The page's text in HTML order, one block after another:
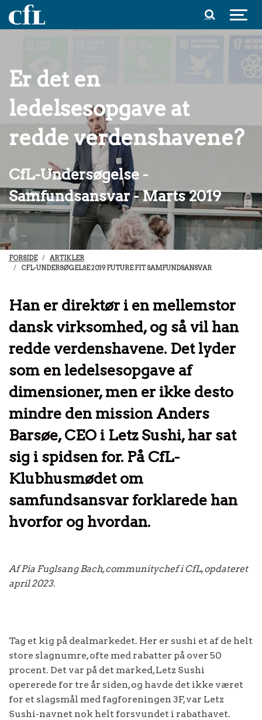
Spring til indhold
Er det en
ledelsesopgave at
redde verdenshavene?
CfL-Undersøgelse -
Samfundsansvar - Marts 2019
FORSIDE
ARTIKLER
CFL-UNDERSØGELSE 2019 FUTURE FIT SAMFUNDSANSVAR
Han er direktør i en mellemstor
dansk virksomhed, og så vil han
redde verdenshavene. Det lyder
som en ledelsesopgave af
dimensioner, men er ikke desto
mindre den mission Anders
Barsøe, CEO i Letz Sushi, har sat
sig i spidsen for. På CfL-
Klubhusmødet om
samfundsansvar forklarede han
hvorfor og hvordan.
Af Pia Fuglsang Bach, communitychef i CfL, opdateret
april 2023.
Tag et kig på dealmarkedet. Her er sushi et af de helt
store slagnumre, ofte med rabatter på over 50
procent. Det var på det marked, Letz Sushi
opererede for tre år siden, og havde det ikke været
for et slagsmål med fagforeningen 3F, var Letz
Sushi-navnet nok helt forsvundet i rabathavet.